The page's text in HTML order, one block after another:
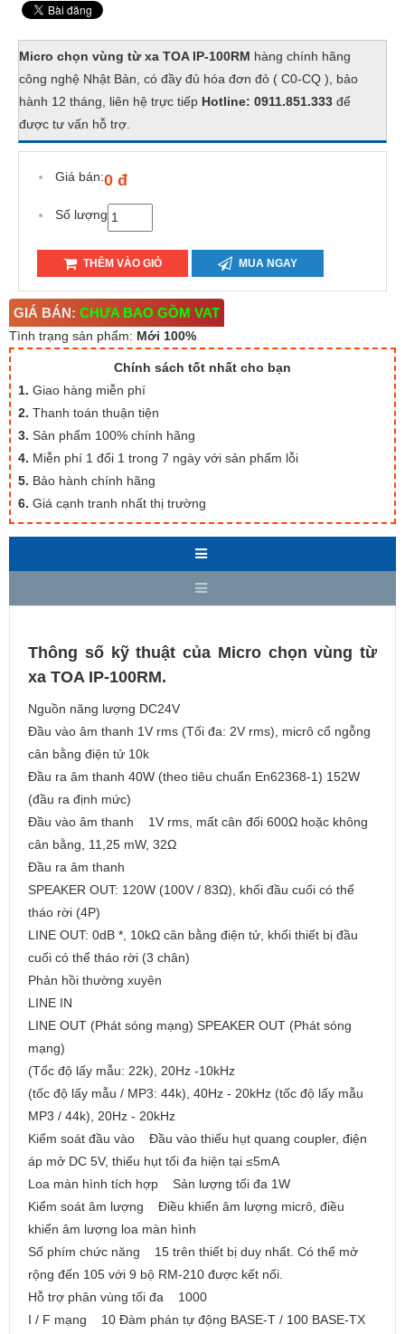
Micro chọn vùng từ xa TOA IP-100RM hàng chính hãng
công nghệ Nhật Bản, có đầy đủ hóa đơn đỏ ( C0-CQ ), bảo
hành 12 tháng, liên hệ trực tiếp Hotline: 0911.851.333 để
được tư vấn hỗ trợ.
Giá bán:0 đ
Số lượng
THÊM VÀO GIỎ MUA NGAY
GIÁ BÁN: CHƯA BAO GỒM VAT
Tình trạng sản phẩm: Mới 100%
Chính sách tốt nhất cho bạn
1. Giao hàng miễn phí
2. Thanh toán thuận tiện
3. Sản phẩm 100% chính hãng
4. Miễn phí 1 đổi 1 trong 7 ngày với sản phẩm lỗi
5. Bảo hành chính hãng
6. Giá cạnh tranh nhất thị trường
Thông số kỹ thuật của Micro chọn vùng từ
xa TOA IP-100RM.
Nguồn năng lượng DC24V
Đầu vào âm thanh 1V rms (Tối đa: 2V rms), micrô cổ ngỗng
cân bằng điện tử 10k
Đầu ra âm thanh 40W (theo tiêu chuẩn En62368-1) 152W
(đầu ra định mức)
Đầu vào âm thanh 1V rms, mất cân đối 600Ω hoặc không
cân bằng, 11,25 mW, 32Ω
Đầu ra âm thanh
SPEAKER OUT: 120W (100V / 83Ω), khối đầu cuối có thể
tháo rời (4P)
LINE OUT: 0dB *, 10kΩ cân bằng điện tử, khối thiết bị đầu
cuối có thể tháo rời (3 chân)
Phản hồi thường xuyên
LINE IN
LINE OUT (Phát sóng mạng) SPEAKER OUT (Phát sóng
mạng)
(Tốc độ lấy mẫu: 22k), 20Hz -10kHz
(tốc độ lấy mẫu / MP3: 44k), 40Hz - 20kHz (tốc độ lấy mẫu
MP3 / 44k), 20Hz - 20kHz
Kiểm soát đầu vào Đầu vào thiếu hụt quang coupler, điện
áp mở DC 5V, thiếu hụt tối đa hiện tại ≤5mA
Loa màn hình tích hợp Sản lượng tối đa 1W
Kiểm soát âm lượng Điều khiển âm lượng micrô, điều
khiển âm lượng loa màn hình
Số phím chức năng 15 trên thiết bị duy nhất. Có thể mở
rộng đến 105 với 9 bộ RM-210 được kết nối.
Hỗ trợ phân vùng tối đa 1000
I / F mạng 10 Đàm phán tự động BASE-T / 100 BASE-TX